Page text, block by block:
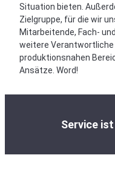
Situation bieten.
Zielgruppe, für die wir
Mitarbeitende, Fach-
weitere Verantwortliche
produktionsnahen
Ansätze. Word!
Service